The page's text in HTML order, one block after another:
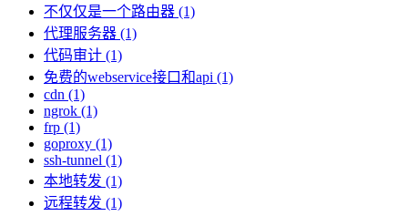
不仅仅是一个路由器 (1)
代理服务器 (1)
代码审计 (1)
免费的webservice接口和api (1)
cdn (1)
ngrok (1)
frp (1)
goproxy (1)
ssh-tunnel (1)
本地转发 (1)
远程转发 (1)